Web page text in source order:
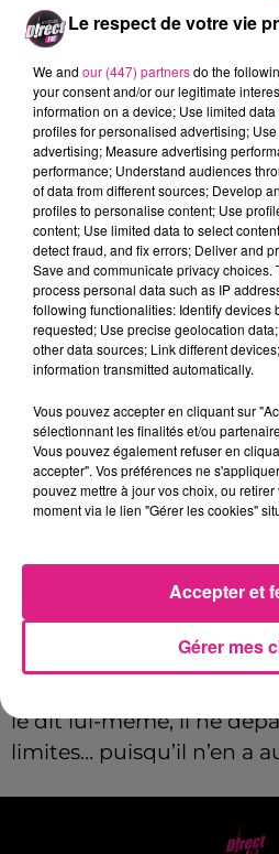
Date
28 juin
Lieu
Open Air
54000
Tarif
Payant
39-59 €
Artus débarque au
stand-up complètement
l’amphithéâtre en plein
Nancy.
Révélé à la télé et au
revient sur scène avec un
showoù tout peut
Imitations, impros et
le dit lui-même, il ne
limites… puisqu’il n’en a
Le respect de votre vie
We and our (447) partnersdo the
your consent and/or our legitimate
information on a device; Use limited
profiles for personalised advertising;
advertising; Measure advertising
performance; Understand audiences
of data from different sources; Develop
profiles to personalise content; Use
content; Use limited data to select
detect fraud, and fix errors; Deliver and
Save and communicate privacy choices.
process personal data such as IP
following functionalities: Identify devices
requested; Use precise geolocation
other data sources; Link different
information transmitted automatically.
Vous pouvez accepter en cliquant sur
sélectionnant les finalités et/ou
Vous pouvez également refuser en
accepter". Vos préférences ne
pouvez mettre à jour vos choix, ou
moment via le lien "Gérer les cookies"
Gérer mes
Accepter et